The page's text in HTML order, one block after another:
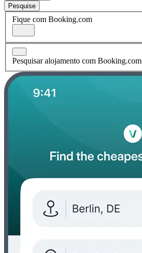
Pesquise
Fique com Booking.com
Pesquisar alojamento com Booking.com